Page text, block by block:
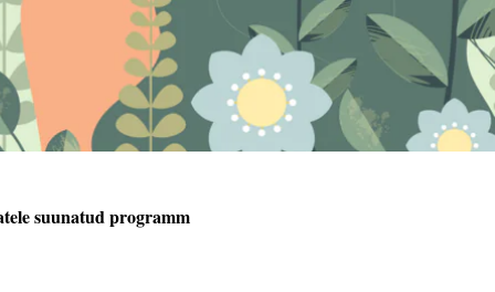
suunatud programm